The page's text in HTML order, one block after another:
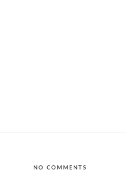
NO COMMENTS